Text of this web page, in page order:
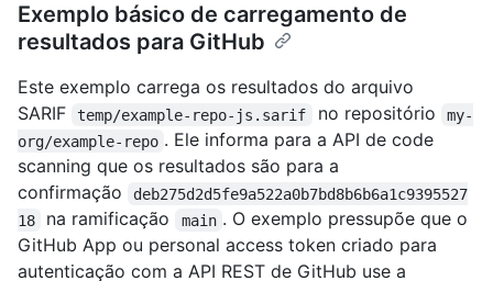
Exemplo básico de carregamento de
resultados para GitHub
Este exemplo carrega os resultados do arquivo
SARIF
temp/example-repo-js.sarif no repositório
my-
org/example-repo . Ele informa para a API de code
scanning que os resultados são para a
confirmação
deb275d2d5fe9a522a0b7bd8b6b6a1c9395527
18
na ramificação main . O exemplo pressupõe que o
GitHub App ou personal access token criado para
autenticação com a API REST de GitHub use a